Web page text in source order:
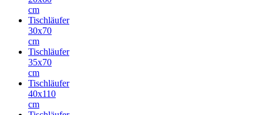
cm
Tischläufer
30x70
cm
Tischläufer
35x70
cm
Tischläufer
40x110
cm